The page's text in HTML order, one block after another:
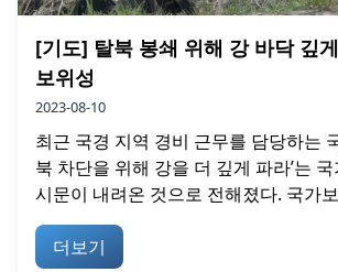
[기도] 탈북 봉쇄 위해 강 바닥 깊
보위성
2023-08-10
최근 국경 지역 경비 근무를 담당하는
북 차단을 위해 강을 더 깊게 파라’는
시문이 내려온 것으로 전해졌다. 국가
더보기